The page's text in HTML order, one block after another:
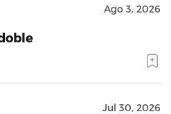
Ago 3, 2026
Jul 30, 2026